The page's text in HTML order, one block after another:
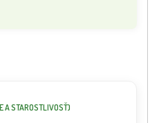
A STAROSTLIVOSŤ)